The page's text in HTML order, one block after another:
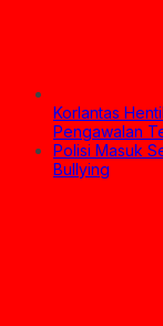
Korlantas
Pengawalan
Polisi Masuk
Bullying